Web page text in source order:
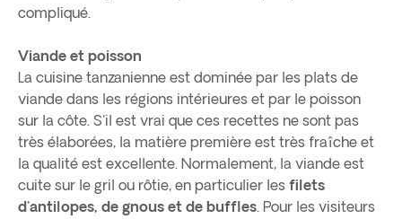
compliqué.
Viande et poisson
La cuisine tanzanienne est dominée par les plats de
viande dans les régions intérieures et par le poisson
sur la côte. S'il est vrai que ces recettes ne sont pas
très élaborées, la matière première est très fraîche et
la qualité est excellente. Normalement, la viande est
cuite sur le gril ou rôtie, en particulier les filets
d'antilopes, de gnous et de buffles. Pour les visiteurs